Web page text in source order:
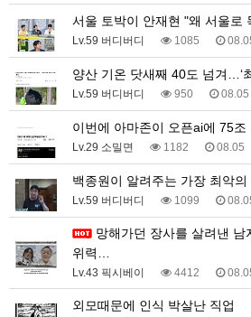
서울 토박이 안재현 "왜 서울로
Lv.59 버디버디 1085
양산 기온 닷새째 40도 넘겨…‘
Lv.59 버디버디 950 08.05
이번에 아마존이 오픈ai에 75조
Lv.29 소밀면 1182 08.05
백종원이 알려주는 가장 최악
Lv.59 버디버디 1099
위력…
Lv.43 픽시베이 4412
외모때문에 인식 박살난 직업